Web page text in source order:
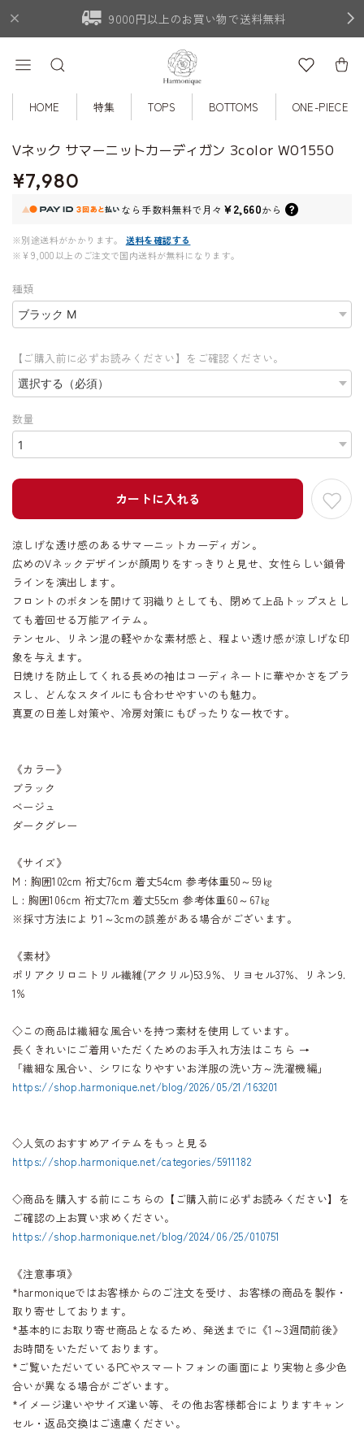
9000円以上のお買い物で送料無料
HOME 特集 TOPS BOTTOMS ONE-PIECE
Vネック サマーニットカーディガン 3color W01550
¥7,980
なら 手数料無料で月々 ¥2,660から
※別途送料がかかります。
送料を確認する
※¥9,000以上のご注文で国内送料が無料になります。
種類
【ご購入前に必ずお読みください】をご確認ください。
数量
カートに入れる
涼しげな透け感のあるサマーニットカーディガン。
広めのVネックデザインが顔周りをすっきりと見せ、女性らしい鎖骨
ラインを演出します。
フロントのボタンを開けて羽織りとしても、閉めて上品トップスとし
ても着回せる万能アイテム。
テンセル、リネン混の軽やかな素材感と、程よい透け感が涼しげな印
象を与えます。
日焼けを防止してくれる長めの袖はコーディネートに華やかさをプラ
スし、どんなスタイルにも合わせやすいのも魅力。
真夏の日差し対策や、冷房対策にもぴったりな一枚です。
《カラー》
ブラック
ベージュ
ダークグレー
《サイズ》
M : 胸囲102cm 裄丈76cm 着丈54cm 参考体重50～59㎏
L : 胸囲106cm 裄丈77cm 着丈55cm 参考体重60～67㎏
※採寸方法により1～3cmの誤差がある場合がございます。
《素材》
ポリアクリロニトリル繊維(アクリル)53.9%、リヨセル37%、リネン9.
1%
◇この商品は繊細な風合いを持つ素材を使用しています。
長くきれいにご着用いただくためのお手入れ方法はこちら →
「繊細な風合い、シワになりやすいお洋服の洗い方～洗濯機編」
https://shop.harmonique.net/blog/2026/05/21/163201
◇人気のおすすめアイテムをもっと見る
https://shop.harmonique.net/categories/5911182
◇商品を購入する前にこちらの【ご購入前に必ずお読みください】を
ご確認の上お買い求めください。
https://shop.harmonique.net/blog/2024/06/25/010751
《注意事項》
*harmoniqueではお客様からのご注文を受け、お客様の商品を製作・
取り寄せしております。
*基本的にお取り寄せ商品となるため、発送までに《1～3週間前後》
お時間をいただいております。
*ご覧いただいているPCやスマートフォンの画面により実物と多少色
合いが異なる場合がございます。
*イメージ違いやサイズ違い等、その他お客様都合によりますキャン
セル・返品交換はご遠慮ください。